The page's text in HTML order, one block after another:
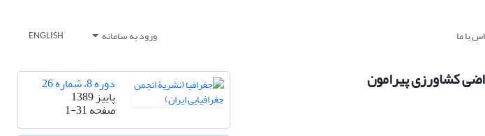
با ما ورود به سامانه ENGLISH
کشاورزی پیرامون دوره 8، شماره 26
پاییز 1389
صفحه1-31